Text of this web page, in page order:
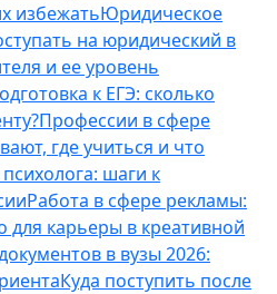
избежатьЮридическое
на юридический в
и ее уровень
к ЕГЭ: сколько
Профессии в сфере
где учиться и что
шаги к
Работа в сфере рекламы:
для карьеры в креативной
в вузы 2026:
Куда поступить после